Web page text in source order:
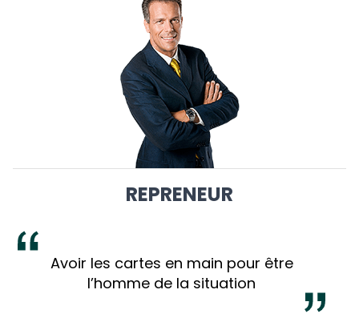
REPRENEUR
Avoir les cartes en main pour être
l’homme de la situation